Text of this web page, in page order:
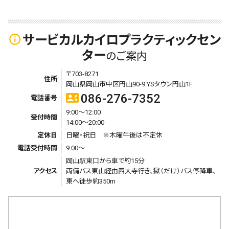
info_outlineサービカルカイロプラクティックセン
ターのご案内
住所
〒703-8271
岡山県岡山市中区円山90-9 YSタウン円山1F
電話番号
contact_phone 086-276-7352
受付時間
9:00～12:00
14:00～20:00
定休日
日曜・祝日 ※木曜午後は不定休
電話受付時間
9:00～
アクセス
岡山駅東口から車で約15分
両備バス東山経由西大寺行き、獄（だけ）バス停降車、
東へ徒歩約350m